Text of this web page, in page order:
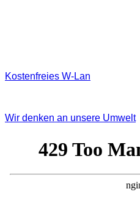
Kostenfreies W‐Lan
Wir denken an unsere Umwelt